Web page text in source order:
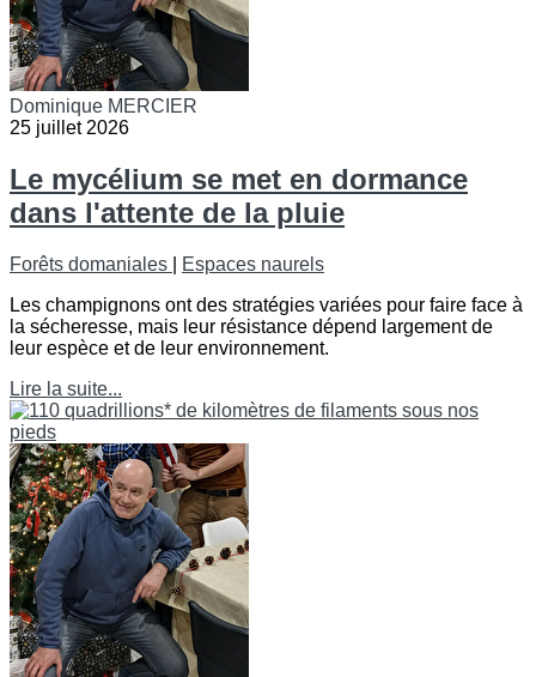
Dominique MERCIER
25 juillet 2026
Le mycélium se met en dormance
dans l'attente de la pluie
Forêts domaniales
Espaces naurels
Les champignons ont des stratégies variées pour faire face à
la sécheresse, mais leur résistance dépend largement de
leur espèce et de leur environnement.
Lire la suite...